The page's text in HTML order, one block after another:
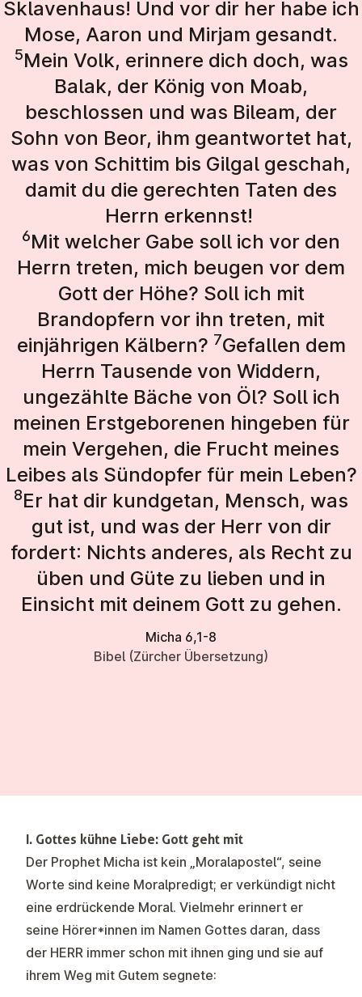
Sklavenhaus! Und vor dir her habe ich
Mose, Aaron und Mirjam gesandt.
5Mein Volk, erinnere dich doch, was
Balak, der König von Moab,
beschlossen und was Bileam, der
Sohn von Beor, ihm geantwortet hat,
was von Schittim bis Gilgal geschah,
damit du die gerechten Taten des
Herrn erkennst!
6Mit welcher Gabe soll ich vor den
Herrn treten, mich beugen vor dem
Gott der Höhe? Soll ich mit
Brandopfern vor ihn treten, mit
einjährigen Kälbern? 7Gefallen dem
Herrn Tausende von Widdern,
ungezählte Bäche von Öl? Soll ich
meinen Erstgeborenen hingeben für
mein Vergehen, die Frucht meines
Leibes als Sündopfer für mein Leben?
8Er hat dir kundgetan, Mensch, was
gut ist, und was der Herr von dir
fordert: Nichts anderes, als Recht zu
üben und Güte zu lieben und in
Einsicht mit deinem Gott zu gehen.
Micha 6,1-8
Bibel (Zürcher Übersetzung)
I. Gottes kühne Liebe: Gott geht mit
Der Prophet Micha ist kein „Moralapostel“, seine
Worte sind keine Moralpredigt; er verkündigt nicht
eine erdrückende Moral. Vielmehr erinnert er
seine Hörer*innen im Namen Gottes daran, dass
der HERR immer schon mit ihnen ging und sie auf
ihrem Weg mit Gutem segnete: